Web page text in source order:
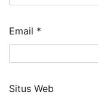
Email *
Situs Web